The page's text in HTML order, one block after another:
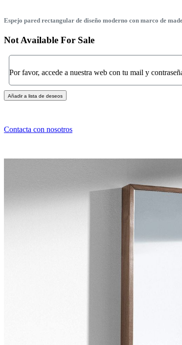
Espejo pared rectangular de diseño moderno con marco de
Not Available For Sale
Por favor, accede a nuestra web con tu mail y
Añadir a lista de deseos
Contacta con nosotros